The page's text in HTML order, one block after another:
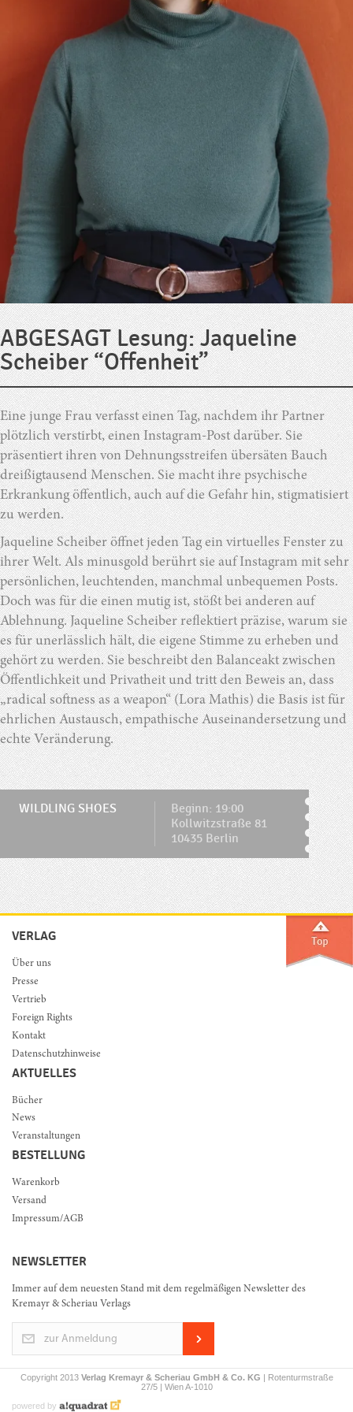
ABGESAGT Lesung: Jaqueline
Scheiber “Offenheit”
Eine junge Frau verfasst einen Tag, nachdem ihr Partner
plötzlich verstirbt, einen Instagram-Post darüber. Sie
präsentiert ihren von Dehnungsstreifen übersäten Bauch
dreißigtausend Menschen. Sie macht ihre psychische
Erkrankung öffentlich, auch auf die Gefahr hin, stigmatisiert
zu werden.
Jaqueline Scheiber öffnet jeden Tag ein virtuelles Fenster zu
ihrer Welt. Als minusgold berührt sie auf Instagram mit sehr
persönlichen, leuchtenden, manchmal unbequemen Posts.
Doch was für die einen mutig ist, stößt bei anderen auf
Ablehnung. Jaqueline Scheiber reflektiert präzise, warum sie
es für unerlässlich hält, die eigene Stimme zu erheben und
gehört zu werden. Sie beschreibt den Balanceakt zwischen
Öffentlichkeit und Privatheit und tritt den Beweis an, dass
„radical softness as a weapon“ (Lora Mathis) die Basis ist für
ehrlichen Austausch, empathische Auseinandersetzung und
echte Veränderung.
WILDLING SHOES
Beginn: 19:00
Kollwitzstraße 81
10435 Berlin
VERLAG
Über uns
Presse
Vertrieb
Foreign Rights
Kontakt
Datenschutzhinweise
AKTUELLES
Bücher
News
Veranstaltungen
BESTELLUNG
Warenkorb
Versand
Impressum/AGB
NEWSLETTER
Immer auf dem neuesten Stand mit dem regelmäßigen Newsletter des
Kremayr & Scheriau Verlags
zur Anmeldung
Copyright 2013 Verlag Kremayr & Scheriau GmbH & Co. KG | Rotenturmstraße
27/5 | Wien A-1010
powered by